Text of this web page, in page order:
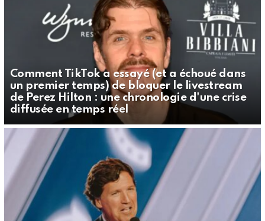
Comment TikTok a essayé (et a échoué dans
un premier temps) de bloquer le livestream
de Perez Hilton : une chronologie d'une crise
diffusée en temps réel